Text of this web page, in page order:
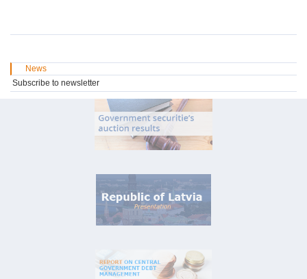
News
Subscribe to newsletter